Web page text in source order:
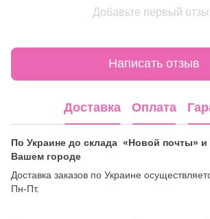
Добавьте первый
Написать отзыв
Доставка Оплата
По Украине до склада «Новой почты»
Вашем городе
Доставка заказов по Украине
Пн-Пт.